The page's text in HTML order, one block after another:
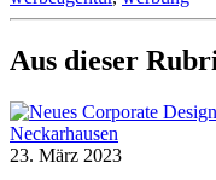
Aus dieser
23. März 2023